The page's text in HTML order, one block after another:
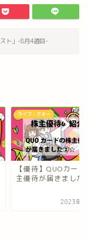
ト」-8月4週目-
ライフ・マネー
「NISAで買いたい
ト」-3月1週目-
2024年3